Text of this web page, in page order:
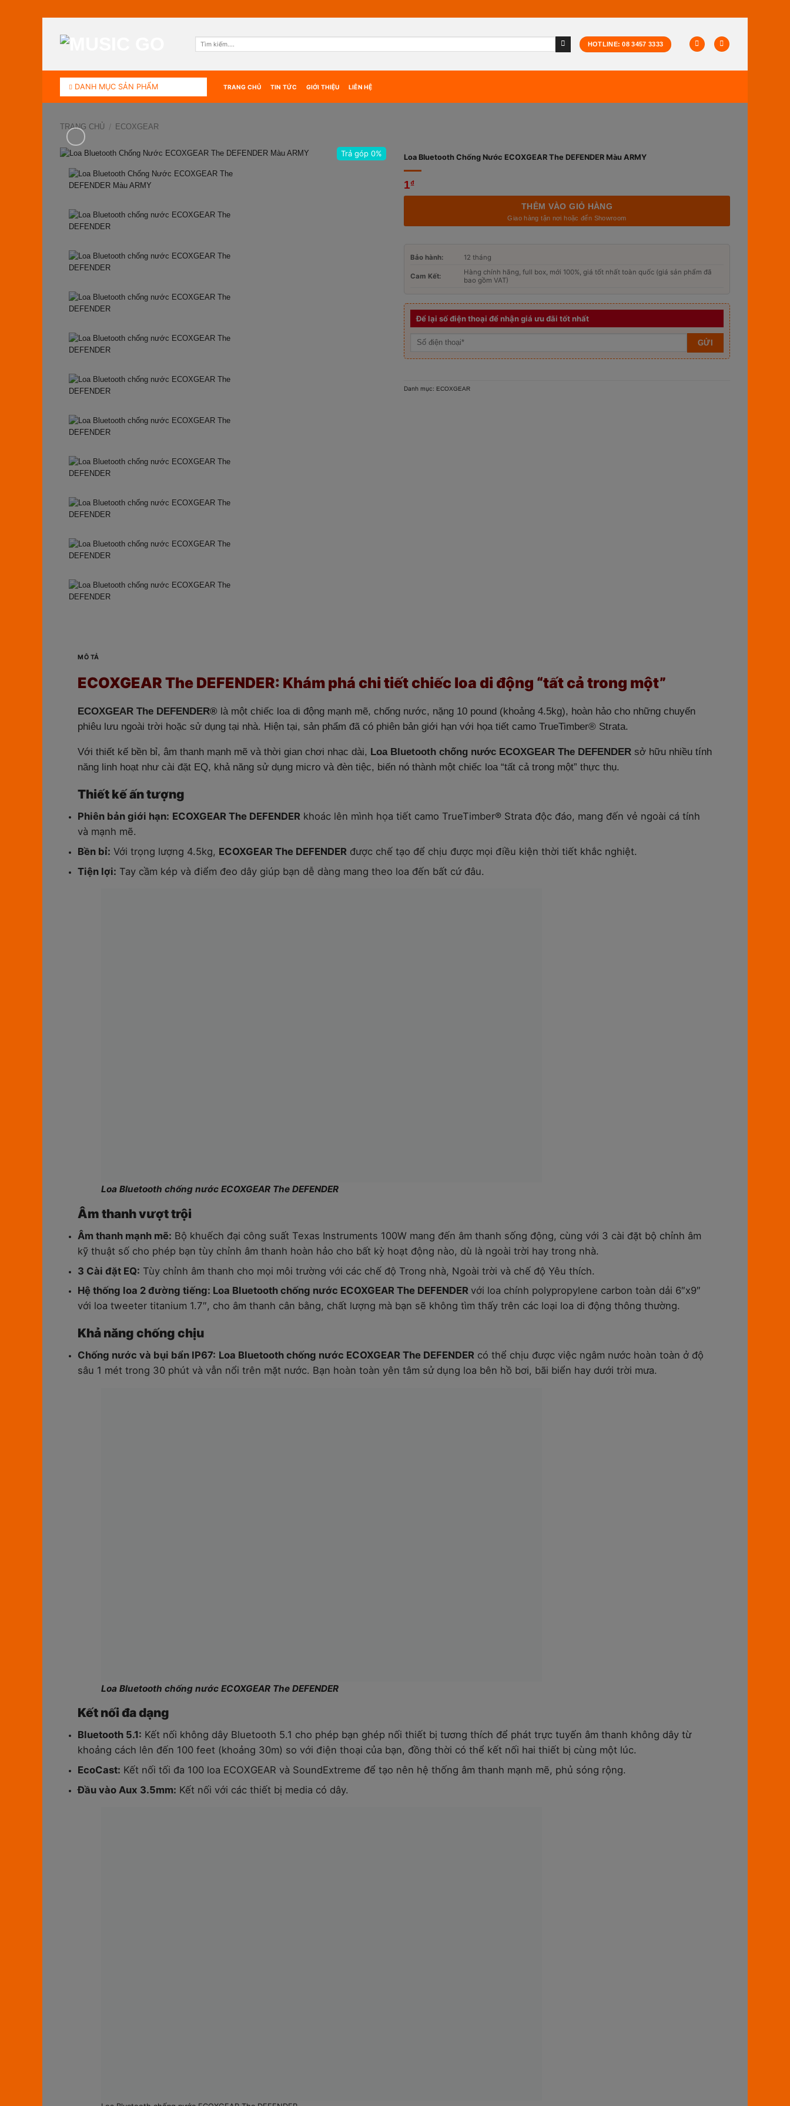
Tìm
HOTLINE: 08 3457 3333
DANH MỤC SẢN PHẨM TRANG CHỦ TIN TỨC GIỚI THIỆU LIÊN HỆ
TRANG CHỦ / ECOXGEAR
Trả góp 0% Loa Bluetooth Chống Nước ECOXGEAR The DEFENDER Màu ARMY
1₫
THÊM VÀO GIỎ HÀNG
Giao hàng tận nơi hoặc đến Showroom
Bảo hành: 12 tháng
Cam Kết:
Hàng chính hãng, full box, mới 100%, giá tốt nhất toàn quốc (giá sản phẩm đã
bao gồm VAT)
Để lại số điện thoại để nhận giá ưu đãi tốt nhất
Danh mục: ECOXGEAR
MÔ TẢ
ECOXGEAR The DEFENDER: Khám phá chi tiết chiếc loa di động “tất cả trong một”
ECOXGEAR The DEFENDER® là một chiếc loa di động mạnh mẽ, chống nước, nặng 10 pound (khoảng 4.5kg), hoàn hảo cho những chuyến
phiêu lưu ngoài trời hoặc sử dụng tại nhà. Hiện tại, sản phẩm đã có phiên bản giới hạn với họa tiết camo TrueTimber® Strata.
Với thiết kế bền bỉ, âm thanh mạnh mẽ và thời gian chơi nhạc dài, Loa Bluetooth chống nước ECOXGEAR The DEFENDER sở hữu nhiều tính
năng linh hoạt như cài đặt EQ, khả năng sử dụng micro và đèn tiệc, biến nó thành một chiếc loa “tất cả trong một” thực thụ.
Thiết kế ấn tượng
Phiên bản giới hạn: ECOXGEAR The DEFENDER khoác lên mình họa tiết camo TrueTimber® Strata độc đáo, mang đến vẻ ngoài cá tính
và mạnh mẽ.
Bền bỉ: Với trọng lượng 4.5kg, ECOXGEAR The DEFENDER được chế tạo để chịu được mọi điều kiện thời tiết khắc nghiệt.
Tiện lợi: Tay cầm kép và điểm đeo dây giúp bạn dễ dàng mang theo loa đến bất cứ đâu.
Loa Bluetooth chống nước ECOXGEAR The DEFENDER
Âm thanh vượt trội
Âm thanh mạnh mẽ: Bộ khuếch đại công suất Texas Instruments 100W mang đến âm thanh sống động, cùng với 3 cài đặt bộ chỉnh âm
kỹ thuật số cho phép bạn tùy chỉnh âm thanh hoàn hảo cho bất kỳ hoạt động nào, dù là ngoài trời hay trong nhà.
3 Cài đặt EQ: Tùy chỉnh âm thanh cho mọi môi trường với các chế độ Trong nhà, Ngoài trời và chế độ Yêu thích.
Hệ thống loa 2 đường tiếng: Loa Bluetooth chống nước ECOXGEAR The DEFENDER với loa chính polypropylene carbon toàn dải 6″x9″
với loa tweeter titanium 1.7″, cho âm thanh cân bằng, chất lượng mà bạn sẽ không tìm thấy trên các loại loa di động thông thường.
Khả năng chống chịu
Chống nước và bụi bẩn IP67: Loa Bluetooth chống nước ECOXGEAR The DEFENDER có thể chịu được việc ngâm nước hoàn toàn ở độ
sâu 1 mét trong 30 phút và vẫn nổi trên mặt nước. Bạn hoàn toàn yên tâm sử dụng loa bên hồ bơi, bãi biển hay dưới trời mưa.
Loa Bluetooth chống nước ECOXGEAR The DEFENDER
Kết nối đa dạng
Bluetooth 5.1: Kết nối không dây Bluetooth 5.1 cho phép bạn ghép nối thiết bị tương thích để phát trực tuyến âm thanh không dây từ
khoảng cách lên đến 100 feet (khoảng 30m) so với điện thoại của bạn, đồng thời có thể kết nối hai thiết bị cùng một lúc.
EcoCast: Kết nối tối đa 100 loa ECOXGEAR và SoundExtreme để tạo nên hệ thống âm thanh mạnh mẽ, phủ sóng rộng.
Đầu vào Aux 3.5mm: Kết nối với các thiết bị media có dây.